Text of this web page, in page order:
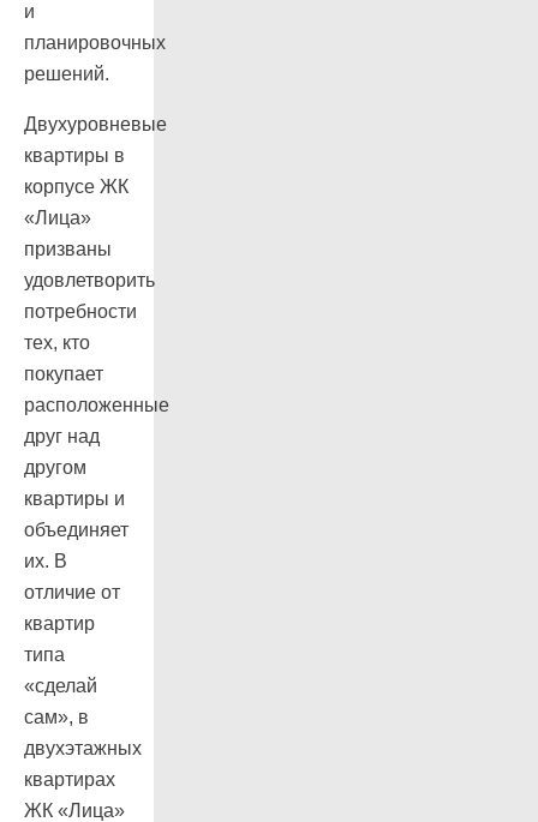
и
планировочных
решений.
Двухуровневые
квартиры в
корпусе ЖК
«Лица»
призваны
удовлетворить
потребности
тех, кто
покупает
расположенные
друг над
другом
квартиры и
объединяет
их. В
отличие от
квартир
типа
«сделай
сам», в
двухэтажных
квартирах
ЖК «Лица»